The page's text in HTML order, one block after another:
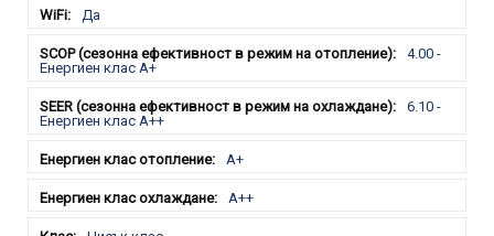
Да
4.00 -
Енергиен клас A+
6.10 -
Енергиен клас A++
A+
A++